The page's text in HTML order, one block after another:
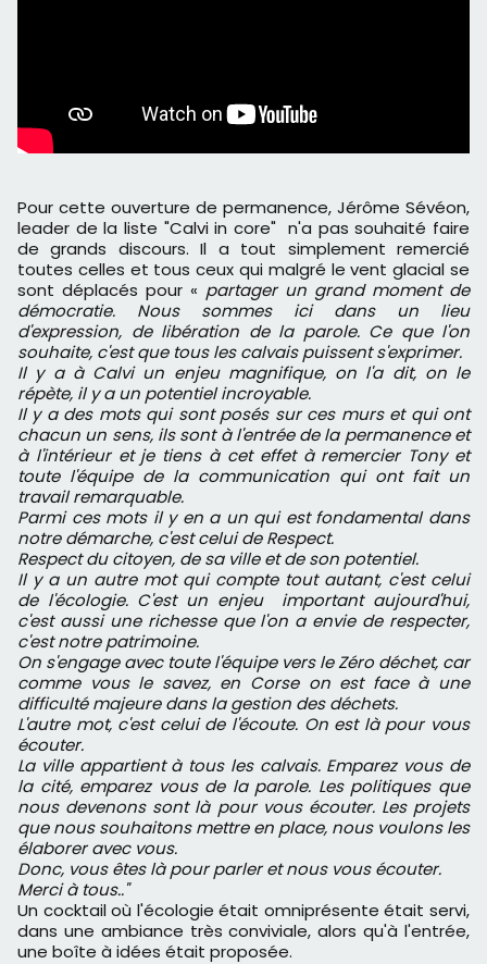
Pour cette ouverture de permanence, Jérôme Sévéon,
leader de la liste "Calvi in core" n'a pas souhaité faire
de grands discours. Il a tout simplement remercié
toutes celles et tous ceux qui malgré le vent glacial se
sont déplacés pour « partager un grand moment de
démocratie. Nous sommes ici dans un lieu
d'expression, de libération de la parole. Ce que l'on
souhaite, c'est que tous les calvais puissent s'exprimer.
Il y a à Calvi un enjeu magnifique, on l'a dit, on le
répète, il y a un potentiel incroyable.
Il y a des mots qui sont posés sur ces murs et qui ont
chacun un sens, ils sont à l'entrée de la permanence et
à l'intérieur et je tiens à cet effet à remercier Tony et
toute l'équipe de la communication qui ont fait un
travail remarquable.
Parmi ces mots il y en a un qui est fondamental dans
notre démarche, c'est celui de Respect.
Respect du citoyen, de sa ville et de son potentiel.
Il y a un autre mot qui compte tout autant, c'est celui
de l'écologie. C'est un enjeu important aujourd'hui,
c'est aussi une richesse que l'on a envie de respecter,
c'est notre patrimoine.
On s'engage avec toute l'équipe vers le Zéro déchet, car
comme vous le savez, en Corse on est face à une
difficulté majeure dans la gestion des déchets.
L'autre mot, c'est celui de l'écoute. On est là pour vous
écouter.
La ville appartient à tous les calvais. Emparez vous de
la cité, emparez vous de la parole. Les politiques que
nous devenons sont là pour vous écouter. Les projets
que nous souhaitons mettre en place, nous voulons les
élaborer avec vous.
Donc, vous êtes là pour parler et nous vous écouter.
Merci à tous.."
Un cocktail où l'écologie était omniprésente était servi,
dans une ambiance très conviviale, alors qu'à l'entrée,
une boîte à idées était proposée.